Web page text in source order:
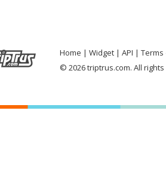
Home Widget API
Terms
© 2026 triptrus.com. All